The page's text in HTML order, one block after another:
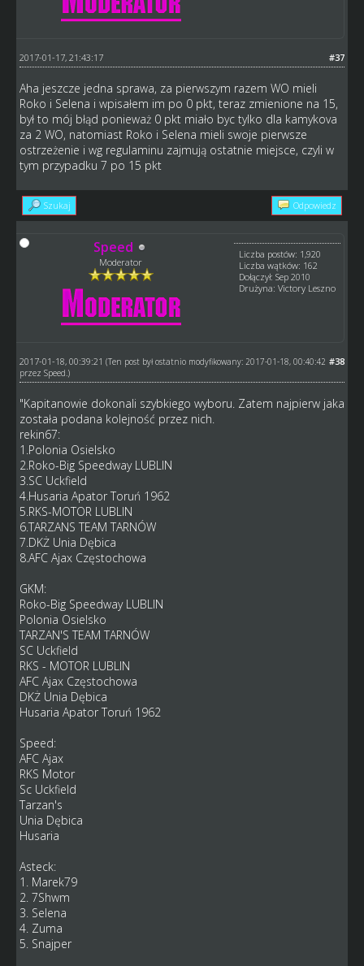
#37
2017-01-17, 21:43:17
Aha jeszcze jedna sprawa, za pierwszym razem WO mieli
Roko i Selena i wpisałem im po 0 pkt, teraz zmienione na 15,
był to mój błąd ponieważ 0 pkt miało byc tylko dla kamykova
za 2 WO, natomiast Roko i Selena mieli swoje pierwsze
ostrzeżenie i wg regulaminu zajmują ostatnie miejsce, czyli w
tym przypadku 7 po 15 pkt
Szukaj Odpowiedz
Speed
Moderator
Liczba postów: 1,920
Liczba wątków: 162
Dołączył: Sep 2010
Drużyna: Victory Leszno
#38
2017-01-18, 00:39:21 (Ten post był ostatnio modyfikowany: 2017-01-18, 00:40:42
przez Speed.)
"Kapitanowie dokonali szybkiego wyboru. Zatem najpierw jaka
została podana kolejność przez nich.
rekin67:
1.Polonia Osielsko
2.Roko-Big Speedway LUBLIN
3.SC Uckfield
4.Husaria Apator Toruń 1962
5.RKS-MOTOR LUBLIN
6.TARZANS TEAM TARNÓW
7.DKŻ Unia Dębica
8.AFC Ajax Częstochowa
GKM:
Roko-Big Speedway LUBLIN
Polonia Osielsko
TARZAN'S TEAM TARNÓW
SC Uckfield
RKS - MOTOR LUBLIN
AFC Ajax Częstochowa
DKŻ Unia Dębica
Husaria Apator Toruń 1962
Speed:
AFC Ajax
RKS Motor
Sc Uckfield
Tarzan's
Unia Dębica
Husaria
Asteck:
1. Marek79
2. 7Shwm
3. Selena
4. Zuma
5. Snajper